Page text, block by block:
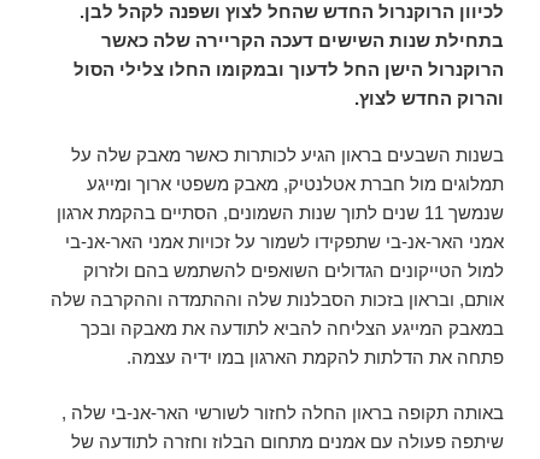
לכיוון הרוקנרול החדש שהחל לצוץ ושפנה לקהל לבן.
בתחילת שנות השישים דעכה הקריירה שלה כאשר
הרוקנרול הישן החל לדעוך ובמקומו החלו צלילי הסול
והרוק החדש לצוץ.
בשנות השבעים בראון הגיע לכותרות כאשר מאבק שלה על
תמלוגים מול חברת אטלנטיק, מאבק משפטי ארוך ומייגע
שנמשך 11 שנים לתוך שנות השמונים, הסתיים בהקמת ארגון
אמני האר-אנ-בי שתפקידו לשמור על זכויות אמני האר-אנ-בי
למול הטייקונים הגדולים השואפים להשתמש בהם ולזרוק
אותם, ובראון בזכות הסבלנות שלה וההתמדה וההקרבה שלה
במאבק המייגע הצליחה להביא לתודעה את מאבקה ובכך
פתחה את הדלתות להקמת הארגון במו ידיה עצמה.
באותה תקופה בראון החלה לחזור לשורשי האר-אנ-בי שלה ,
שיתפה פעולה עם אמנים מתחום הבלוז וחזרה לתודעה של